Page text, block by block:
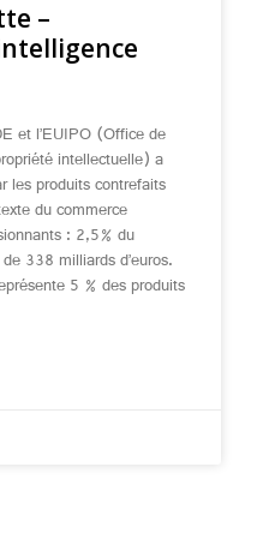
–
et l’EUIPO (Office de
intellectuelle) a
les produits contrefaits
du commerce
: 2,5% du
338 milliards d’euros.
5 % des produits